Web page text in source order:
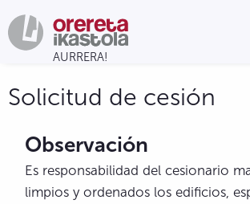
Solicitud de cesión
Observación
Es responsabilidad del cesionario
limpios y ordenados los edificios,